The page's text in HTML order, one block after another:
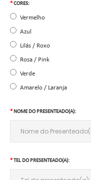
CORES:
Vermelho
Azul
Lilás / Roxo
Rosa / Pink
Verde
Amarelo / Laranja
NOME DO PRESENTEADO(A):
TEL DO PRESENTEADO(A):